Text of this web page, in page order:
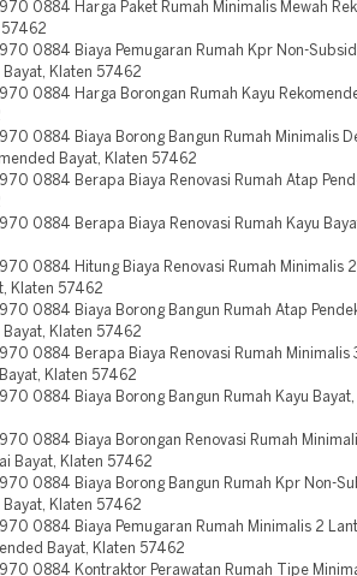
0884 Harga Paket Rumah Minimalis Mewah
57462
0884 Biaya Pemugaran Rumah Kpr Non-
Bayat, Klaten 57462
0884 Harga Borongan Rumah Kayu
0884 Biaya Borong Bangun Rumah Minimalis
Bayat, Klaten 57462
0884 Berapa Biaya Renovasi Rumah Atap
0884 Berapa Biaya Renovasi Rumah Kayu
0884 Hitung Biaya Renovasi Rumah Minimalis
Klaten 57462
0884 Biaya Borong Bangun Rumah Atap
Bayat, Klaten 57462
0884 Berapa Biaya Renovasi Rumah Minimalis
Klaten 57462
0884 Biaya Borong Bangun Rumah Kayu Bayat,
0884 Biaya Borongan Renovasi Rumah
Bayat, Klaten 57462
0884 Biaya Borong Bangun Rumah Kpr Non-
Bayat, Klaten 57462
0884 Biaya Pemugaran Rumah Minimalis 2
Bayat, Klaten 57462
0884 Kontraktor Perawatan Rumah Tipe